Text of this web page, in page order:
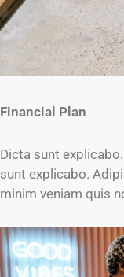
Financial Plan
Dicta sunt
sunt explicabo.
minim veniam quis